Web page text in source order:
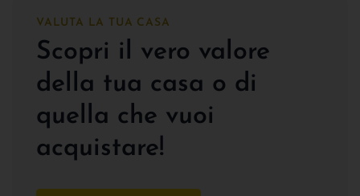
VALUTA LA TUA CASA
Scopri il vero valore
della tua casa o di
quella che vuoi
acquistare!